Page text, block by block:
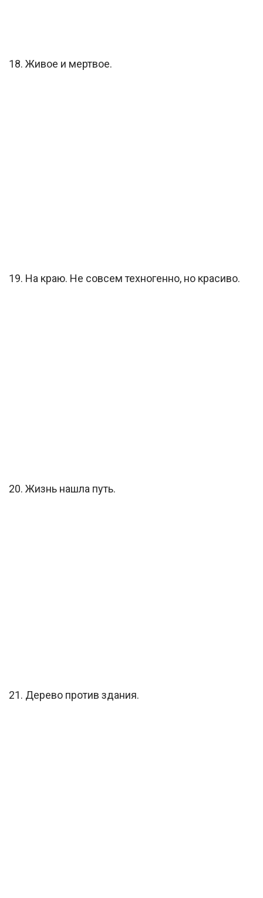
18. Живое и мертвое.
19. На краю. Не совсем техногенно, но красиво.
20. Жизнь нашла путь.
21. Дерево против здания.